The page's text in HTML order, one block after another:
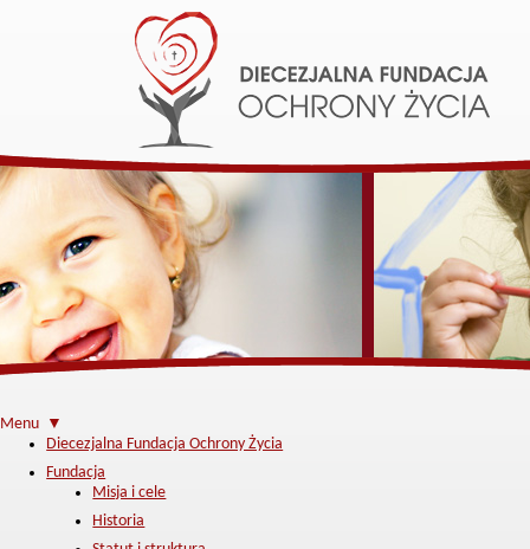
Menu ▼
Diecezjalna Fundacja Ochrony Życia
Fundacja
Misja i cele
Historia